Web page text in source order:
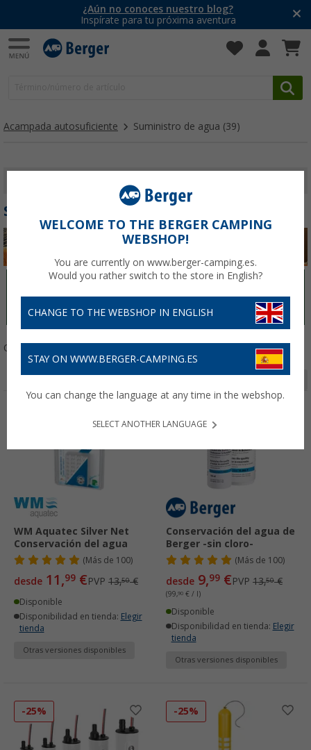
¿Aún no conoces nuestro blog?
Inspírate para tu próxima aventura
Acampada autosuficiente Suministro de agua (39)
SUMINISTRO DE AGUA
Electricidad Agua
Gas Baño / Sanitarios
Ordenar:
WM Aquatec Silver Net
Conservación del agua
( Más de 100)
desde 11,99 €PVP 13,50€
Disponible
Disponibilidad en tienda: Elegir
tienda
Otras versiones disponibles
-26%
Conservación del agua de
Berger -sin cloro-
( Más de 100)
desde 9,99 €PVP 13,50€
(99,90 € / l)
Disponible
Disponibilidad en tienda: Elegir
tienda
Otras versiones disponibles
-25% -25%
WELCOME TO THE BERGER CAMPING
WEBSHOP!
You are currently on www.berger-camping.es.
Would you rather switch to the store in English?
CHANGE TO THE WEBSHOP IN ENGLISH
STAY ON WWW.BERGER-CAMPING.ES
You can change the language at any time in the webshop.
SELECT ANOTHER LANGUAGE